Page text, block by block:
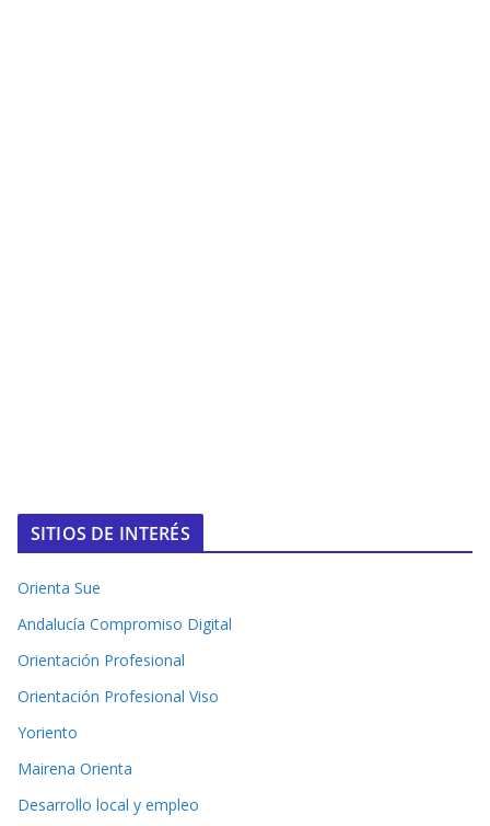
SITIOS DE INTERÉS
Orienta Sue
Andalucía Compromiso Digital
Orientación Profesional
Orientación Profesional Viso
Yoriento
Mairena Orienta
Desarrollo local y empleo